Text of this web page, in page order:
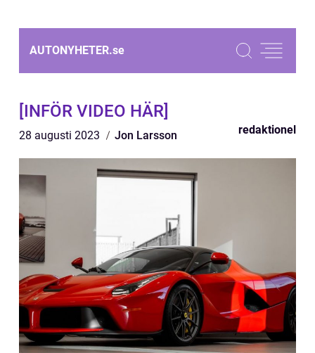
AUTONYHETER.se
[INFÖR VIDEO HÄR]
28 augusti 2023 Jon Larsson redaktionel